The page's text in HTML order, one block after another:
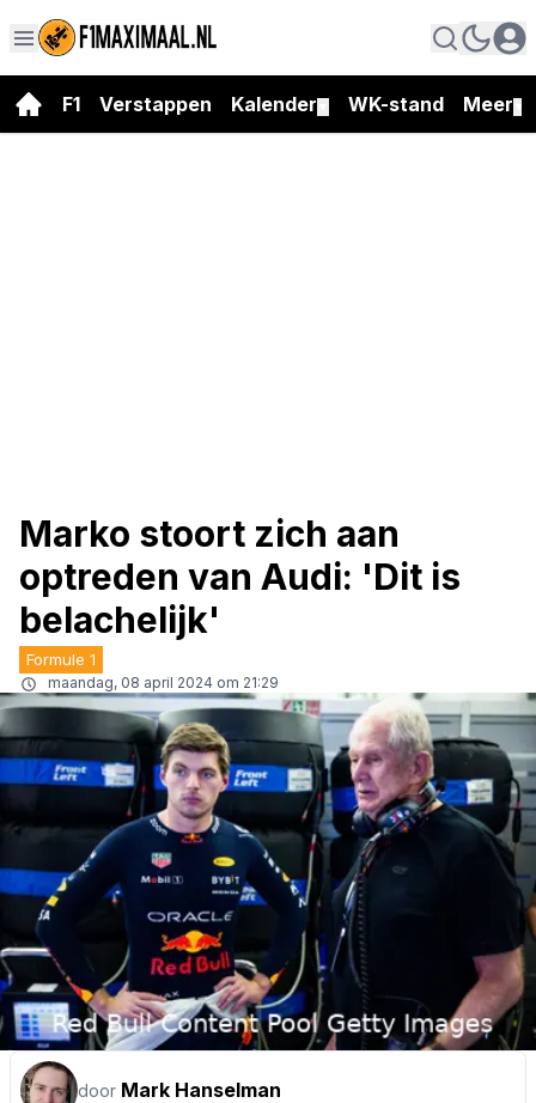
F1 Verstappen Kalender WK-stand Meer
Marko stoort zich aan
optreden van Audi: 'Dit is
belachelijk'
Formule 1
maandag, 08 april 2024 om 21:29
door Mark Hanselman